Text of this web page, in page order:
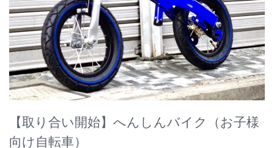
【取り合い開始】へんしんバイク（お子様
向け自転車）